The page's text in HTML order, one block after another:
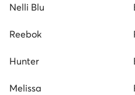
Nelli Blu
Reebok
Hunter
Melissa